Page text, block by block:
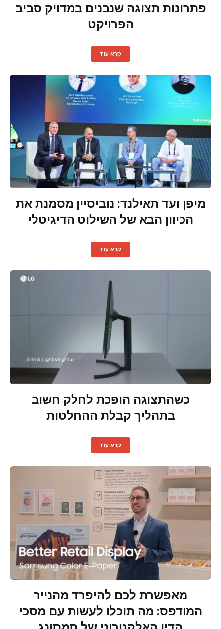
פתרונות תצוגה שנבנים במדויק סביב
הפרויקט
קרא עוד
מיפן ועד תאילנד: נוביסיין מסמנת את
הכיוון הבא של השילוט הדיגיטלי
קרא עוד
כשהתצוגה הופכת לחלק חשוב
בתהליך קבלת ההחלטות
קרא עוד
מאפשרת לכם להיפרד מהנייר
המודפס: מה תוכלו לעשות עם מסכי